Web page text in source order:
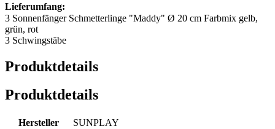
Lieferumfang:
3 Sonnenfänger Schmetterlinge "Maddy" Ø 20 cm Farbmix gelb,
grün, rot
3 Schwingstäbe
Produktdetails
Produktdetails
Hersteller SUNPLAY